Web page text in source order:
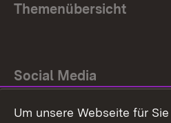
Themenübersicht
Social Media
Facebook
Um unsere Webseite für